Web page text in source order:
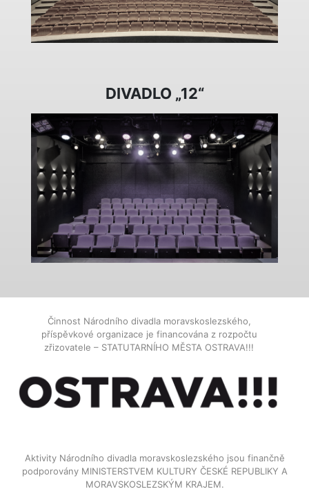
DIVADLO „12“
Činnost Národního divadla moravskoslezského,
příspěvkové organizace je financována z rozpočtu
zřizovatele – STATUTARNÍHO MĚSTA OSTRAVA!!!
Aktivity Národního divadla moravskoslezského jsou finančně
podporovány MINISTERSTVEM KULTURY ČESKÉ REPUBLIKY A
MORAVSKOSLEZSKÝM KRAJEM.